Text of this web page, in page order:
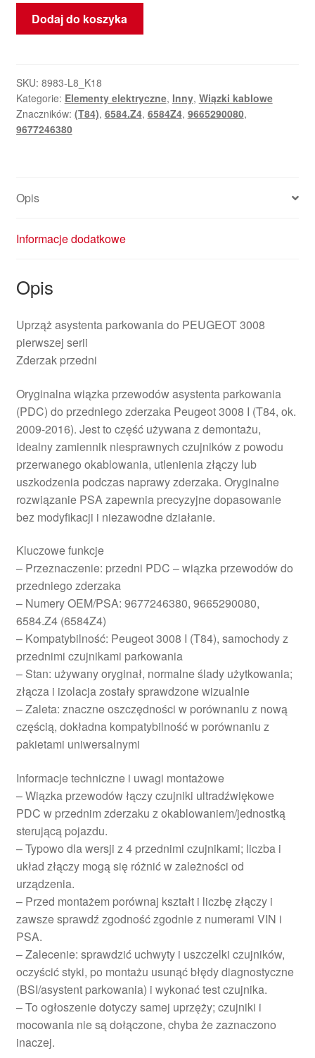
ilość
Wiązka
Peugeot
3008
9665290080
9677246380
Dodaj do koszyka
SKU: 8983-L8_K18
Kategorie: Elementy elektryczne, Inny, Wiązki kablowe
Znaczników: (T84), 6584.Z4, 6584Z4, 9665290080,
9677246380
Opis
Informacje dodatkowe
Opis
Uprząż asystenta parkowania do PEUGEOT 3008
pierwszej serii
Zderzak przedni
Oryginalna wiązka przewodów asystenta parkowania
(PDC) do przedniego zderzaka Peugeot 3008 I (T84, ok.
2009-2016). Jest to część używana z demontażu,
idealny zamiennik niesprawnych czujników z powodu
przerwanego okablowania, utlenienia złączy lub
uszkodzenia podczas naprawy zderzaka. Oryginalne
rozwiązanie PSA zapewnia precyzyjne dopasowanie
bez modyfikacji i niezawodne działanie.
Kluczowe funkcje
– Przeznaczenie: przedni PDC – wiązka przewodów do
przedniego zderzaka
– Numery OEM/PSA: 9677246380, 9665290080,
6584.Z4 (6584Z4)
– Kompatybilność: Peugeot 3008 I (T84), samochody z
przednimi czujnikami parkowania
– Stan: używany oryginał, normalne ślady użytkowania;
złącza i izolacja zostały sprawdzone wizualnie
– Zaleta: znaczne oszczędności w porównaniu z nową
częścią, dokładna kompatybilność w porównaniu z
pakietami uniwersalnymi
Informacje techniczne i uwagi montażowe
– Wiązka przewodów łączy czujniki ultradźwiękowe
PDC w przednim zderzaku z okablowaniem/jednostką
sterującą pojazdu.
– Typowo dla wersji z 4 przednimi czujnikami; liczba i
układ złączy mogą się różnić w zależności od
urządzenia.
– Przed montażem porównaj kształt i liczbę złączy i
zawsze sprawdź zgodność zgodnie z numerami VIN i
PSA.
– Zalecenie: sprawdzić uchwyty i uszczelki czujników,
oczyścić styki, po montażu usunąć błędy diagnostyczne
(BSI/asystent parkowania) i wykonać test czujnika.
– To ogłoszenie dotyczy samej uprzęży; czujniki i
mocowania nie są dołączone, chyba że zaznaczono
inaczej.